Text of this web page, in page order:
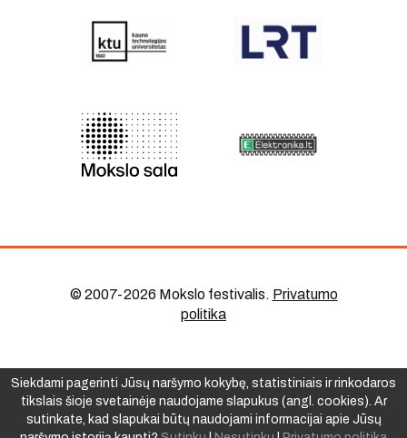
© 2007-2026 Mokslo festivalis. Privatumo
politika
Siekdami pagerinti Jūsų naršymo kokybę, statistiniais ir rinkodaros
tikslais šioje svetainėje naudojame slapukus (angl. cookies). Ar
sutinkate, kad slapukai būtų naudojami informacijai apie Jūsų